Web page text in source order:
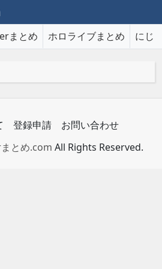
まとめ ホロライブまとめ にじ
登録申請
お問い合わせ
とめ.com All Rights Reserved.